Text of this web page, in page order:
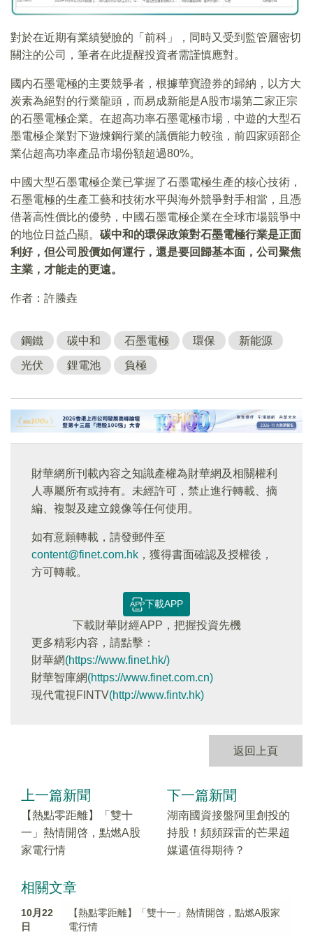
對於在近期有業績變臉的「前科」，同時又受到監管層密切
關注的公司，筆者在此提醒投資者需謹慎應對。
國内石墨電極的主要競爭者，根據華寶證券的歸納，以方大
炭素為絕對的行業龍頭，而易成新能是A股市場第二家正宗
的石墨電極企業。在超高功率石墨電極市場，中遊的大型石
墨電極企業對下遊煉鋼行業的議價能力較強，前四家頭部企
業佔超高功率產品市場份額超過80%。
中國大型石墨電極企業已掌握了石墨電極生產的核心技術，
石墨電極的生產工藝和技術水平與海外競爭對手相當，且憑
借著高性價比的優勢，中國石墨電極企業在全球市場競爭中
的地位日益凸顯。 碳中和的環保政策對石墨電極行業是正面
利好，但公司股價如何運行，還是要回歸基本面，公司聚焦
主業，才能走的更遠。
作者：許螣垚
鋼鐵 碳中和 石墨電極 環保 新能源
光伏 鋰電池 負極
財華網所刊載內容之知識產權為財華網及相關權利
人專屬所有或持有。未經許可，禁止進行轉載、摘
編、複製及建立鏡像等任何使用。
如有意願轉載，請發郵件至
content@finet.com.hk ，獲得書面確認及授權後，
方可轉載。
下載APP
下載財華財經APP，把握投資先機
更多精彩内容，請點擊：
財華網(https://www.finet.hk/)
財華智庫網(https://www.finet.com.cn)
現代電視FINTV(http://www.fintv.hk)
返回上頁
上一篇新聞
【熱點零距離】「雙十
一」熱情開啓，點燃A股
家電行情
下一篇新聞
湖南國資接盤阿里創投的
持股！頻頻踩雷的芒果超
媒還值得期待？
相關文章
10月22
日
【熱點零距離】「雙十一」熱情開啓，點燃A股家
電行情